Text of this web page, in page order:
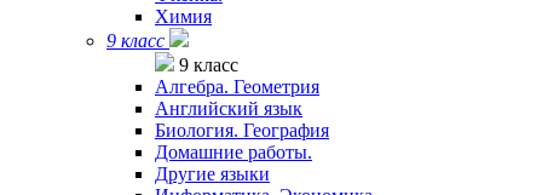
Химия
9 класс
9 класс
Алгебра. Геометрия
Английский язык
Биология. География
Домашние работы.
Другие языки